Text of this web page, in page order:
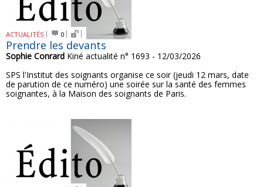
ACTUALITÉS 0
Prendre les devants
Sophie Conrard Kiné actualité n° 1693 - 12/03/2026
SPS l'Institut des soignants organise ce soir (jeudi 12 mars, date
de parution de ce numéro) une soirée sur la santé des femmes
soignantes, à la Maison des soignants de Paris.